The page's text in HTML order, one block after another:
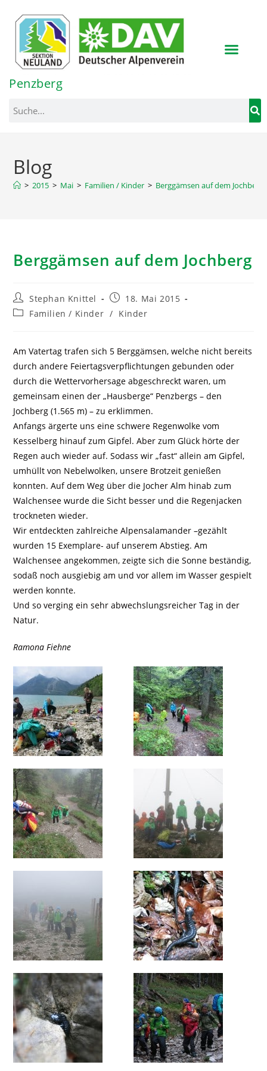
springen
Penzberg
Blog
> 2015 > Mai > Familien / Kinder > Berggämsen auf dem Jochberg
Berggämsen auf dem Jochberg
Stephan Knittel
18. Mai 2015
Familien / Kinder / Kinder
Am Vatertag trafen sich 5 Berggämsen, welche nicht bereits
durch andere Feiertagsverpflichtungen gebunden oder
durch die Wettervorhersage abgeschreckt waren, um
gemeinsam einen der „Hausberge“ Penzbergs – den
Jochberg (1.565 m) – zu erklimmen.
Anfangs ärgerte uns eine schwere Regenwolke vom
Kesselberg hinauf zum Gipfel. Aber zum Glück hörte der
Regen auch wieder auf. Sodass wir „fast“ allein am Gipfel,
umhüllt von Nebelwolken, unsere Brotzeit genießen
konnten. Auf dem Weg über die Jocher Alm hinab zum
Walchensee wurde die Sicht besser und die Regenjacken
trockneten wieder.
Wir entdeckten zahlreiche Alpensalamander –gezählt
wurden 15 Exemplare- auf unserem Abstieg. Am
Walchensee angekommen, zeigte sich die Sonne beständig,
sodaß noch ausgiebig am und vor allem im Wasser gespielt
werden konnte.
Und so verging ein sehr abwechslungsreicher Tag in der
Natur.
Ramona Fiehne